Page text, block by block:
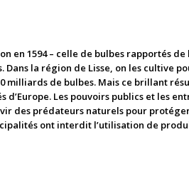
1594 – celle de bulbes rapportés de
la région de Lisse, on les cultive
milliards de bulbes. Mais ce brillant
Les pouvoirs publics et les
des prédateurs naturels pour
ont interdit l’utilisation de